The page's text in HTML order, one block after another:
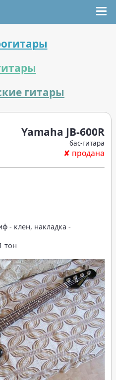
гитары
Yamaha JB-600R
бас-гитара
✘ продана
- клен, накладка -
тон